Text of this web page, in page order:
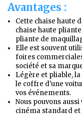
Avantages :
Cette chaise haute
chaise haute
pliante de
Elle est souvent
foires
société et sa
Légère et pliable,
le coffre d'une
vos événements.
Nous pouvons
cinéma standard